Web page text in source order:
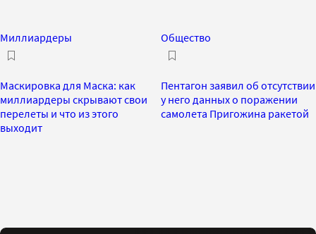
Миллиардеры
Маскировка для Маска: как
миллиардеры скрывают свои
перелеты и что из этого
выходит
Общество
Пентагон заявил об отсутствии
у него данных о поражении
самолета Пригожина ракетой